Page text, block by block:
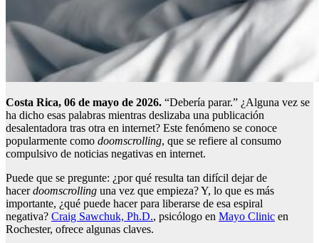
Costa Rica, 06 de mayo de 2026. “Debería parar.” ¿Alguna vez se
ha dicho esas palabras mientras deslizaba una publicación
desalentadora tras otra en internet? Este fenómeno se conoce
popularmente como doomscrolling, que se refiere al consumo
compulsivo de noticias negativas en internet.
Puede que se pregunte: ¿por qué resulta tan difícil dejar de
hacerdoomscrolling una vez que empieza? Y, lo que es más
importante, ¿qué puede hacer para liberarse de esa espiral
negativa? Craig Sawchuk, Ph.D., psicólogo en Mayo Clinic en
Rochester, ofrece algunas claves.